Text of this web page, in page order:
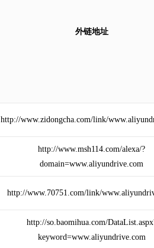
外链地址
http://www.zidongcha.com/link/
http://www.msh114.com/alexa/?
domain=www.aliyundrive.com
http://www.70751.com/link/
http://so.baomihua.com/
keyword=www.aliyundrive.com